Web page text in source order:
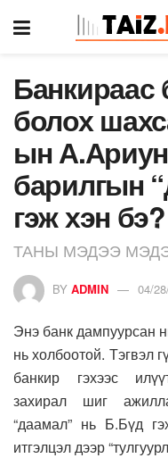
Банкираас
болох
ын
барилгын
гэж хэн бэ?
ТАНЫ МЭДЭЭ
BY ADMIN 04/
Энэ банк дампуурсан
нь холбоотой. Тэгвэл
банкир гэхээс
захирал шиг
“даамал” нь Б.Бүд
итгэлцэл дээр